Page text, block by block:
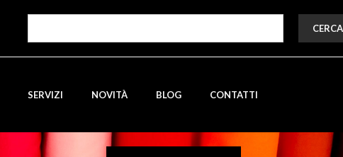
CERCA
SERVIZI NOVITÀ BLOG CONTATTI